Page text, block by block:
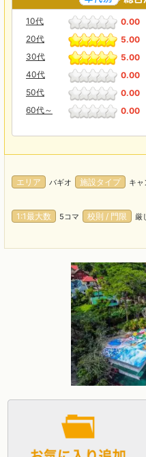
10代
0.00
20代
5.00
30代
5.00
40代
0.00
50代
0.00
60代～
0.00
エリア バギオ 施設タイプ キャ
1:1最大数 5コマ 校則 / 門限 厳